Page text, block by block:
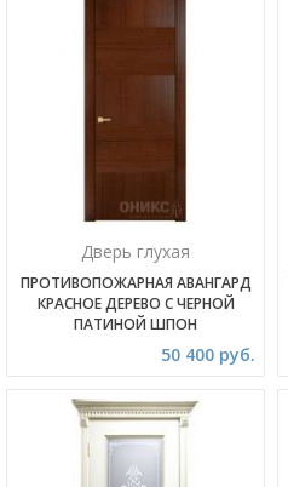
Дверь глухая
ПРОТИВОПОЖАРНАЯ АВАНГАРД
КРАСНОЕ ДЕРЕВО С ЧЕРНОЙ
ПАТИНОЙ ШПОН
50 400 руб.